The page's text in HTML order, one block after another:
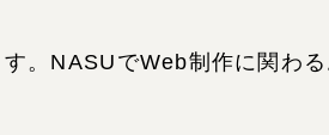
。NASUでWeb制作に関わ